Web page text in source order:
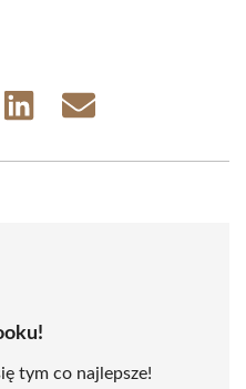
Share
Share
tym co najlepsze!